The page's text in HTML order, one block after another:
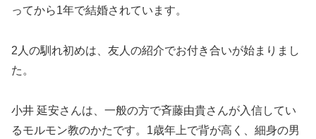
ってから1年で結婚されています。
2人の馴れ初めは、友人の紹介でお付き合いが始まりまし
た。
小井 延安さんは、一般の方で斉藤由貴さんが入信してい
るモルモン教のかたです。1歳年上で背が高く、細身の男